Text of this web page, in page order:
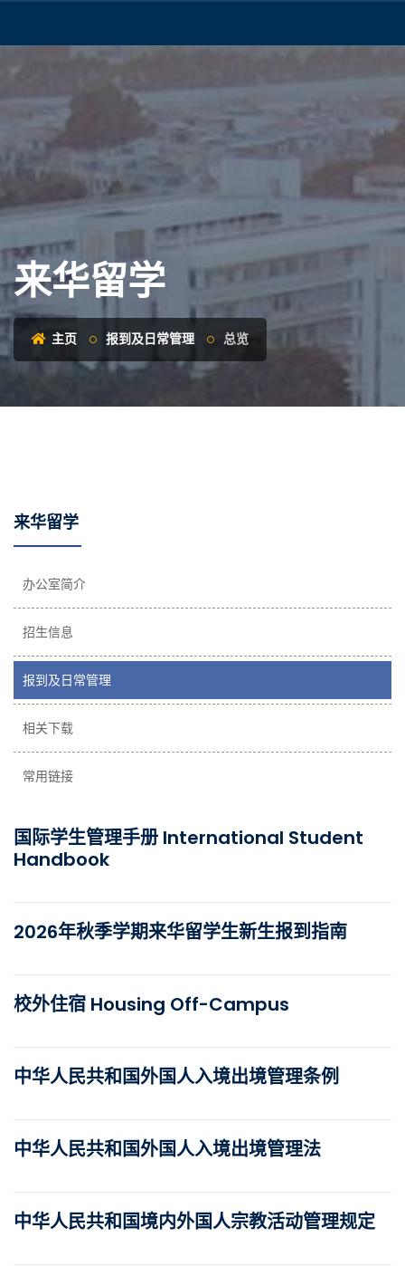
来华留学
主页 报到及日常管理 总览
来华留学
办公室简介
招生信息
报到及日常管理
相关下载
常用链接
国际学生管理手册 International Student
Handbook
2026年秋季学期来华留学生新生报到指南
校外住宿 Housing Off-Campus
中华人民共和国外国人入境出境管理条例
中华人民共和国外国人入境出境管理法
中华人民共和国境内外国人宗教活动管理规定